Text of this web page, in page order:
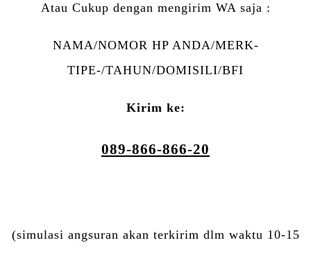
Atau Cukup dengan mengirim WA saja :
NAMA/NOMOR HP ANDA/MERK-
TIPE-/TAHUN/DOMISILI/BFI
Kirim ke:
089-866-866-20
(simulasi angsuran akan terkirim dlm waktu 10-15